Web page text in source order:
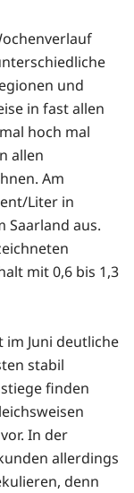
und
in fast allen
hoch mal
allen
Am
Liter in
Saarland aus.
mit 0,6 bis 1,3
im Juni deutliche
stabil
finden
In der
allerdings
denn